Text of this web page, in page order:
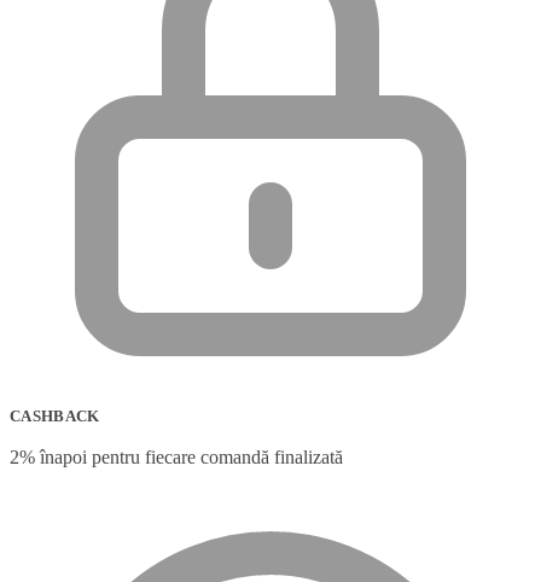
CASHBACK
2% înapoi pentru fiecare comandă finalizată